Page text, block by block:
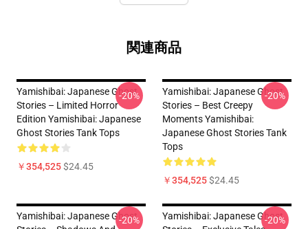
関連商品
Yamishibai: Japanese Ghost
Stories – Limited Horror
Edition Yamishibai: Japanese
Ghost Stories Tank Tops
￥354,525$24.45
-20%
Yamishibai: Japanese Ghost
Stories – Best Creepy
Moments Yamishibai:
Japanese Ghost Stories Tank
Tops
￥354,525$24.45
-20%
Yamishibai: Japanese Ghost
-20%
Yamishibai: Japanese Ghost
-20%